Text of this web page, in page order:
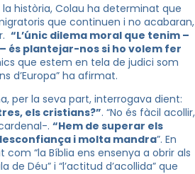
història, Colau ha determinat que
que continuen i no acabaran,
“L’únic dilema moral que tenim –
és plantejar-nos si ho volem fer
que estem en tela de judici som
d’Europa” ha afirmat.
per la seva part, interrogava dient:
els cristians?”. “No és fàcil acollir,
. “Hem de superar els
i molta mandra”. En
“la Bíblia ens ensenya a obrir als
de Déu” i “l’actitud d’acollida” que